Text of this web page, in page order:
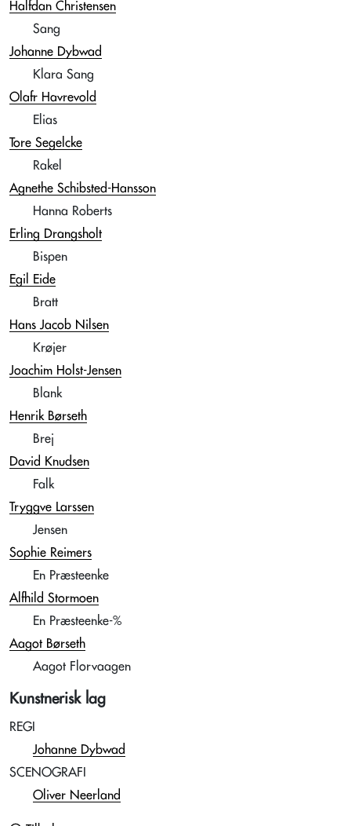
Halfdan Christensen
Sang
Johanne Dybwad
Klara Sang
Olafr Havrevold
Elias
Tore Segelcke
Rakel
Agnethe Schibsted-Hansson
Hanna Roberts
Erling Drangsholt
Bispen
Egil Eide
Bratt
Hans Jacob Nilsen
Krøjer
Joachim Holst-Jensen
Blank
Henrik Børseth
Brej
David Knudsen
Falk
Tryggve Larssen
Jensen
Sophie Reimers
En Præsteenke
Alfhild Stormoen
En Præsteenke-%
Aagot Børseth
Aagot Florvaagen
Kunstnerisk lag
REGI
Johanne Dybwad
SCENOGRAFI
Oliver Neerland